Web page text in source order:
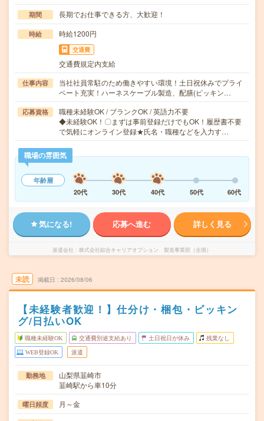
期間 長期でお仕事できる方、大歓迎！
時給 時給1200円
交通費
交通費規定内支給
仕事内容
当社社員常駐のため働きやすい環境！土日祝休みでプライ
ベート充実！ハーネスケーブル製造、配膳(ピッキン…
応募資格
職種未経験OK / ブランクOK / 英語力不要
◆未経験OK！〇まずは事前登録だけでもOK！履歴書不要
で気軽にオンライン登録★氏名・職種などを入力す…
職場の雰囲気
年齢層
20代
30代 40代 50代 60代
気になる! 応募へ進む 詳しく見る
派遣会社 株式会社綜合キャリアオプション 製造事業部（全国）
未読 掲載日 2026/08/06
【未経験者歓迎！】仕分け・梱包・ピッキン
グ/日払いOK
職種未経験OK 交通費別途支給あり 土日祝日が休み 残業なし
WEB登録OK 派遣
勤務地
山梨県韮崎市
韮崎駅から車10分
曜日頻度 月～金